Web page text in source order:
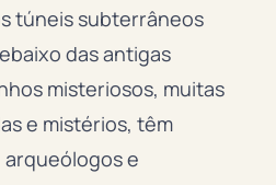
túneis subterrâneos
das antigas
misteriosos, muitas
e mistérios, têm
e